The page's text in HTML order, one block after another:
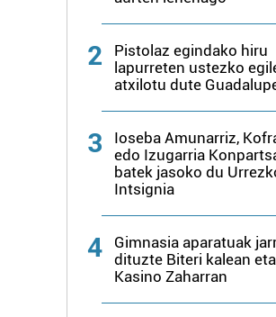
2
Pistolaz egindako hiru
lapurreten ustezko
atxilotu dute
3
Ioseba Amunarriz,
edo Izugarria
batek jasoko du
Intsignia
4
Gimnasia aparatuak
dituzte Biteri kalean eta
Kasino Zaharran